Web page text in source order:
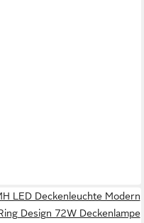
LED Deckenleuchte Modern
Design 72W Deckenlampe